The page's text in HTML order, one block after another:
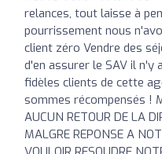
relances, tout laisse à
pourrissement nous
client zéro Vendre des
d'en assurer le SAV il n'y
fidèles clients de cette
sommes récompensés !
AUCUN RETOUR DE LA
MALGRE REPONSE A